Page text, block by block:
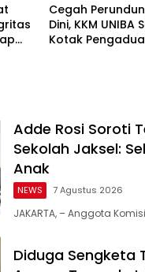
Cegah
Dini, KKM UNIBA
Kotak
Adde Rosi Soroti
Sekolah Jaksel:
Anak
NEWS 7 Agustus 2026
JAKARTA, – Anggota
Diduga Sengketa